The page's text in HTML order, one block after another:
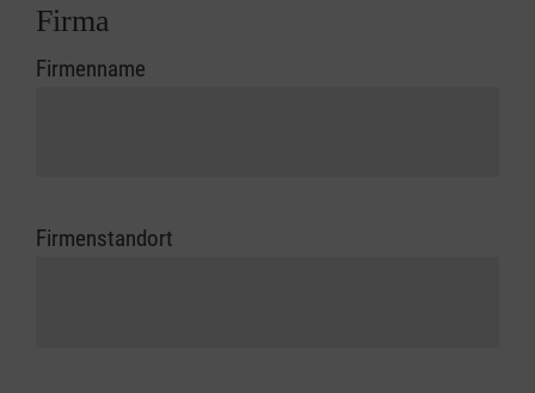
Firma
Firmenname
Firmenstandort